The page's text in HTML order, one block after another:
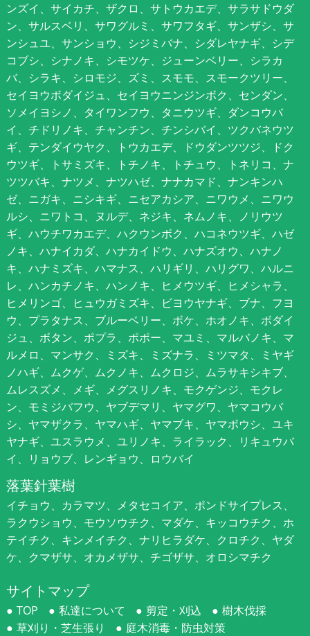
ンズイ、サイカチ、ザクロ、サトウカエデ、サラサドウダ
ン、サルスベリ、サワグルミ、サワフタギ、サンザシ、サ
ンシュユ、サンショウ、シジミバナ、シダレヤナギ、シデ
コブシ、シナノキ、シモツケ、ジューンベリー、シラカ
バ、シラキ、シロモジ、ズミ、スモモ、スモークツリー、
セイヨウボダイジュ、セイヨウニンジンボク、センダン、
ソメイヨシノ、タイワンフウ、タニウツギ、ダンコウバ
イ、チドリノキ、チャンチン、チンシバイ、ツクバネウツ
ギ、テンダイウヤク、トウカエデ、ドウダンツツジ、ドク
ウツギ、トサミズキ、トチノキ、トチュウ、トネリコ、ナ
ツツバキ、ナツメ、ナツハゼ、ナナカマド、ナンキンハ
ゼ、ニガキ、ニシキギ、ニセアカシア、ニワウメ、ニワウ
ルシ、ニワトコ、ヌルデ、ネジキ、ネムノキ、ノリウツ
ギ、ハウチワカエデ、ハクウンボク、ハコネウツギ、ハゼ
ノキ、ハナイカダ、ハナカイドウ、ハナズオウ、ハナノ
キ、ハナミズキ、ハマナス、ハリギリ、ハリグワ、ハルニ
レ、ハンカチノキ、ハンノキ、ヒメウツギ、ヒメシャラ、
ヒメリンゴ、ヒュウガミズキ、ビヨウヤナギ、ブナ、フヨ
ウ、プラタナス、ブルーベリー、ボケ、ホオノキ、ボダイ
ジュ、ボタン、ポプラ、ポポー、マユミ、マルバノキ、マ
ルメロ、マンサク、ミズキ、ミズナラ、ミツマタ、ミヤギ
ノハギ、ムクゲ、ムクノキ、ムクロジ、ムラサキシキブ、
ムレスズメ、メギ、メグスリノキ、モクゲンジ、モクレ
ン、モミジバフウ、ヤブデマリ、ヤマグワ、ヤマコウバ
シ、ヤマザクラ、ヤマハギ、ヤマブキ、ヤマボウシ、ユキ
ヤナギ、ユスラウメ、ユリノキ、ライラック、リキュウバ
イ、リョウブ、レンギョウ、ロウバイ
落葉針葉樹
イチョウ、カラマツ、メタセコイア、ポンドサイプレス、
ラクウショウ、モウソウチク、マダケ、キッコウチク、ホ
テイチク、キンメイチク、ナリヒラダケ、クロチク、ヤダ
ケ、クマザサ、オカメザサ、チゴザサ、オロシマチク
サイトマップ
TOP 私達について 剪定・刈込
樹木伐採
草刈り・芝生張り
庭木消毒・防虫対策